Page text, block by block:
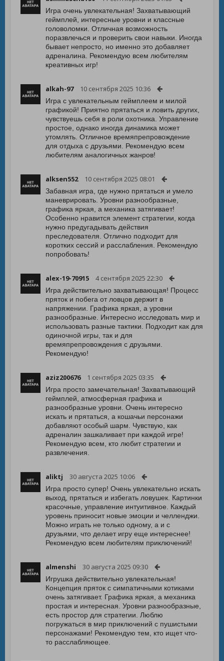
Игра очень увлекательная! Захватывающий
геймплей, интересные уровни и классные
головоломки. Отличная возможность
поразвлечься и проверить свои навыки. Иногда
бывает непросто, но именно это добавляет
адреналина. Рекомендую всем любителям
креативных игр!
alkah-97 10 сентября 2025 10:36
Игра с увлекательным геймплеем и милой
графикой! Приятно прятаться и ловить других,
чувствуешь себя в роли охотника. Управление
простое, однако иногда динамика может
утомлять. Отличное времяпрепровождение
для отдыха с друзьями. Рекомендую всем
любителям аналогичных жанров!
alksen552 10 сентября 2025 08:01
Забавная игра, где нужно прятаться и умело
маневрировать. Уровни разнообразные,
графика яркая, а механика затягивает!
Особенно нравится элемент стратегии, когда
нужно предугадывать действия
преследователя. Отлично подходит для
коротких сессий и расслабления. Рекомендую
попробовать!
alex-19-70915 4 сентября 2025 22:30
Игра действительно захватывающая! Процесс
пряток и побега от ловцов держит в
напряжении. Графика яркая, а уровни
разнообразные. Интересно исследовать мир и
использовать разные тактики. Подходит как для
одиночной игры, так и для
времяпрепровождения с друзьями.
Рекомендую!
aziz200676 1 сентября 2025 03:35
Игра просто замечательная! Захватывающий
геймплей, атмосферная графика и
разнообразные уровни. Очень интересно
искать и прятаться, а кошачьи персонажи
добавляют особый шарм. Чувствую, как
адреналин зашкаливает при каждой игре!
Рекомендую всем, кто любит стратегии и
развлечения.
aliktj 30 августа 2025 10:06
Игра просто супер! Очень увлекательно искать
выход, прятаться и избегать ловушек. Картинки
красочные, управление интуитивное. Каждый
уровень приносит новые эмоции и челленджи.
Можно играть не только одному, а и с
друзьями, что делает игру еще интереснее!
Рекомендую всем любителям приключений!
almenshi 30 августа 2025 09:30
Игрушка действительно увлекательная!
Концепция пряток с симпатичными котиками
очень затягивает. Графика яркая, а механика
простая и интересная. Уровни разнообразные,
есть простор для стратегии. Люблю
погружаться в мир приключений с пушистыми
персонажами! Рекомендую тем, кто ищет что-
то расслабляющее.